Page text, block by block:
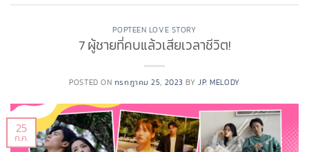
POPTEEN LOVE STORY
7 ผู้ชายที่คบแล้วเสียเวลาชีวิต!
POSTED ON กรกฎาคม 25, 2023 BYJP. MELODY
25
ก.ค.